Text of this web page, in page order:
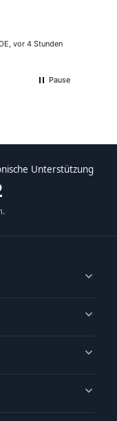
vor 4 Stunden
Pause
Unterstützung